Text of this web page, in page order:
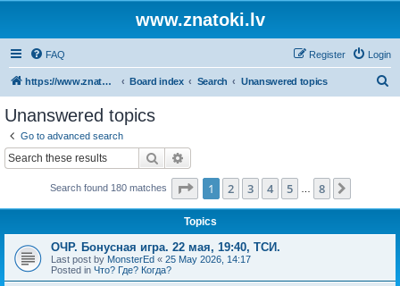
www.znatoki.lv
FAQ Login
Register
https://www.znatoki.lv/forum Board index Search Unanswered topics
Unanswered topics
Go to advanced search
Search
Search found 180 matches Page 1of 8
1 2 3 4 5 8
Topics
ОЧР. Бонусная игра. 22 мая, 19:40, ТСИ.
Last post by MonsterEd « 25 May 2026, 14:17
Posted in Что? Где? Когда?